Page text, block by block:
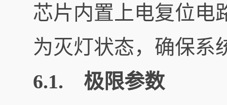
芯片内置上电复位电
为灭灯状态，确保系
6.1. 极限参数